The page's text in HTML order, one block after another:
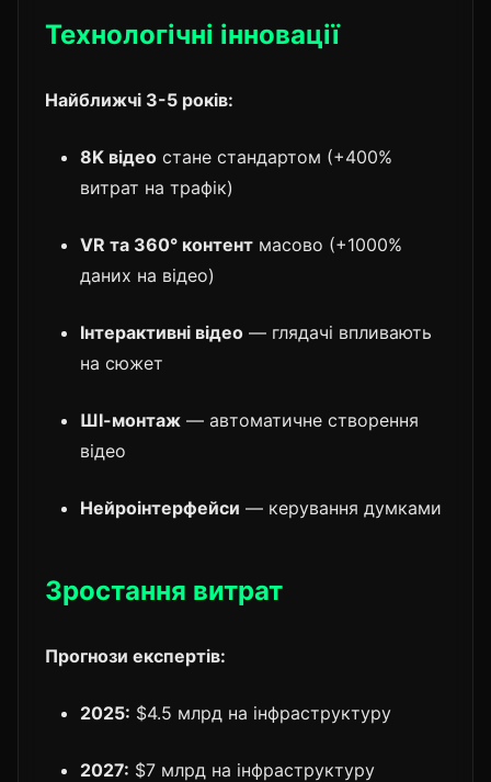
Технологічні інновації
Найближчі 3-5 років:
8K відео стане стандартом (+400%
витрат на трафік)
VR та 360° контент масово (+1000%
даних на відео)
Інтерактивні відео — глядачі впливають
на сюжет
ШІ-монтаж — автоматичне створення
відео
Нейроінтерфейси — керування думками
Зростання витрат
Прогнози експертів:
2025: $4.5 млрд на інфраструктуру
2027: $7 млрд на інфраструктуру